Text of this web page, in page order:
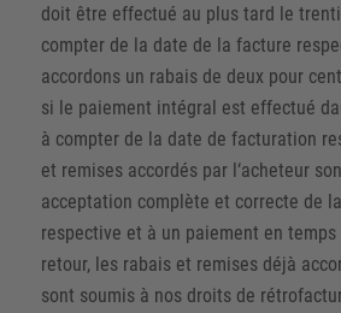
doit être effectué au plus tard le
compter de la date de la facture
accordons un rabais de deux pour
si le paiement intégral est effectué
à compter de la date de facturation
et remises accordés par l‘acheteur
acceptation complète et correcte de
respective et à un paiement en temps
retour, les rabais et remises déjà
sont soumis à nos droits de